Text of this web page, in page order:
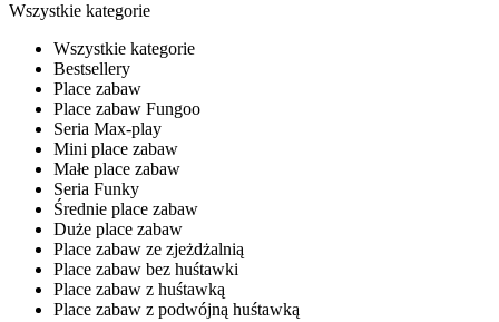
Wszystkie kategorie
Wszystkie kategorie
Bestsellery
Place zabaw
Place zabaw Fungoo
Seria Max-play
Mini place zabaw
Małe place zabaw
Seria Funky
Średnie place zabaw
Duże place zabaw
Place zabaw ze zjeżdżalnią
Place zabaw bez huśtawki
Place zabaw z huśtawką
Place zabaw z podwójną huśtawką